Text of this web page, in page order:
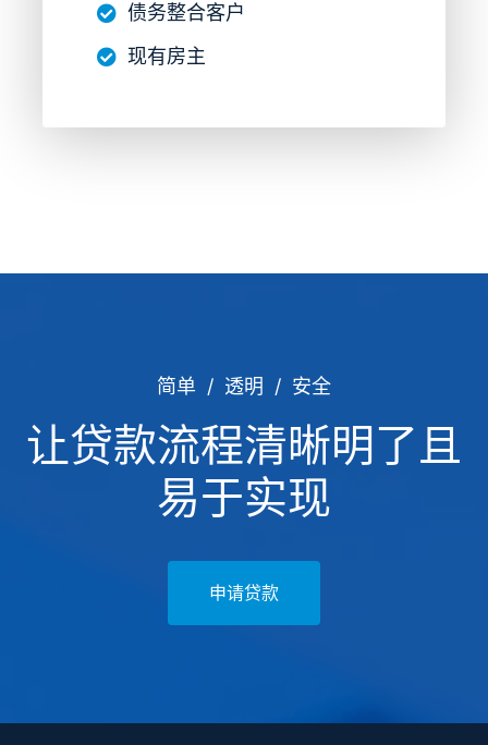
债务整合客户
现有房主
简单 透明 安全
让贷款流程清晰明了且
易于实现
申请贷款